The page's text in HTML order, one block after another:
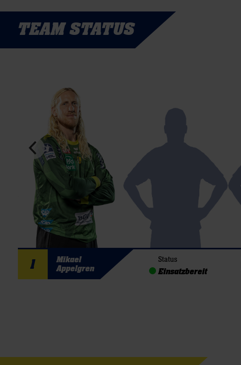
TEAM STATUS
1
Mikael
Appelgren
Status
Einsatzbereit